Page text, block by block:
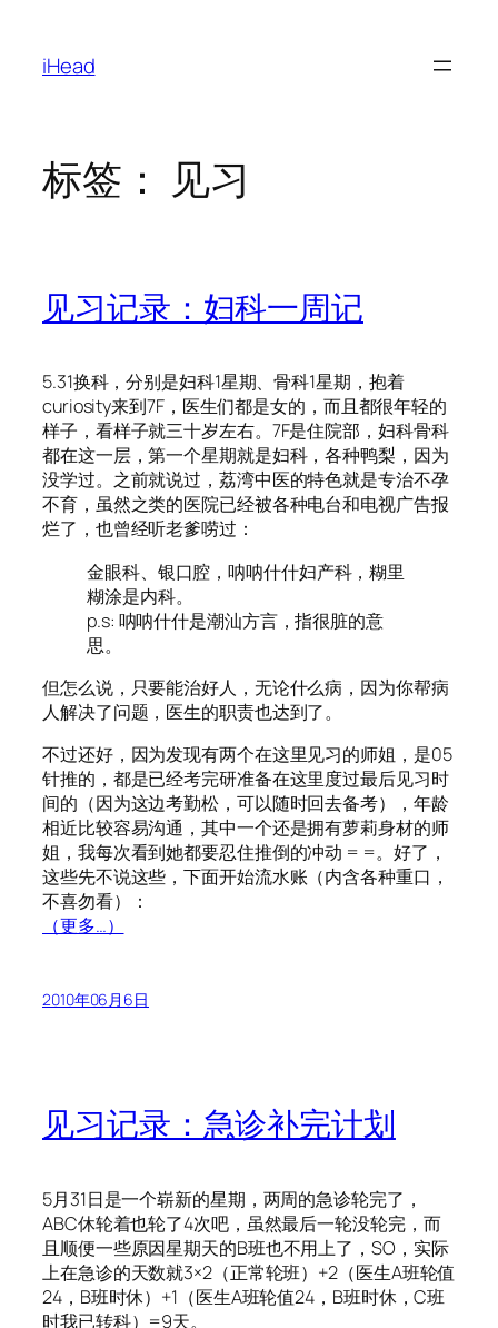
iHead
标签： 见习
见习记录：妇科一周记
5.31换科，分别是妇科1星期、骨科1星期，抱着
curiosity来到7F，医生们都是女的，而且都很年轻的
样子，看样子就三十岁左右。7F是住院部，妇科骨科
都在这一层，第一个星期就是妇科，各种鸭梨，因为
没学过。之前就说过，荔湾中医的特色就是专治不孕
不育，虽然之类的医院已经被各种电台和电视广告报
烂了，也曾经听老爹唠过：
金眼科、银口腔，呐呐什什妇产科，糊里
糊涂是内科。
p.s: 呐呐什什是潮汕方言，指很脏的意
思。
但怎么说，只要能治好人，无论什么病，因为你帮病
人解决了问题，医生的职责也达到了。
不过还好，因为发现有两个在这里见习的师姐，是05
针推的，都是已经考完研准备在这里度过最后见习时
间的（因为这边考勤松，可以随时回去备考），年龄
相近比较容易沟通，其中一个还是拥有萝莉身材的师
姐，我每次看到她都要忍住推倒的冲动 = =。好了，
这些先不说这些，下面开始流水账（内含各种重口，
不喜勿看）：
（更多…）
2010年06月6日
见习记录：急诊补完计划
5月31日是一个崭新的星期，两周的急诊轮完了，
ABC休轮着也轮了4次吧，虽然最后一轮没轮完，而
且顺便一些原因星期天的B班也不用上了，SO，实际
上在急诊的天数就3×2（正常轮班）+2（医生A班轮值
24，B班时休）+1（医生A班轮值24，B班时休，C班
时我已转科）=9天。